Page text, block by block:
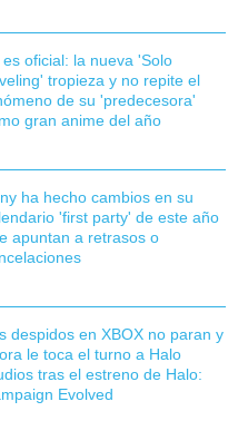
es oficial: la nueva 'Solo
tropieza y no repite el
de su 'predecesora'
gran anime del año
ha hecho cambios en su
'first party' de este año
apuntan a retrasos o
despidos en XBOX no paran y
le toca el turno a Halo
tras el estreno de Halo:
Evolved